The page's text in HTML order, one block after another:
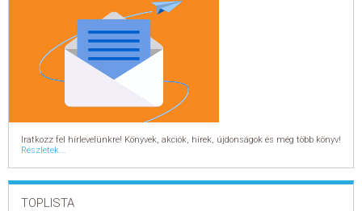
Iratkozz fel hírlevelünkre! Könyvek, akciók, hírek, újdonságok és még több könyv!
Részletek...
TOPLISTA
ADATKEZELÉSI ÉS ADATVÉDELMI SZABÁLYZAT